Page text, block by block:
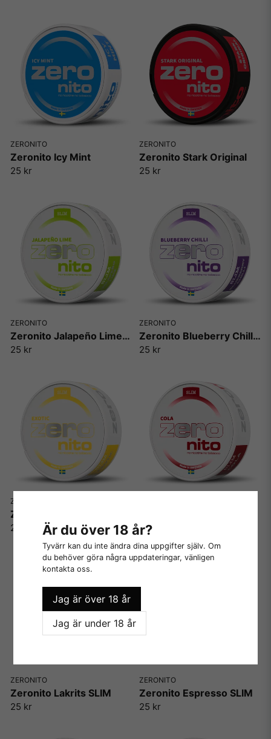
ZERONITO
Zeronito Icy Mint
25 kr
ZERONITO
Zeronito Stark Original
25 kr
ZERONITO
Zeronito Jalapeño Lime SLIM
25 kr
ZERONITO
Zeronito Blueberry Chilli SLIM
25 kr
ZERONITO
Zeronito Exotic SLIM
25 kr 25 kr
ZERONITO
Zeronito Lakrits SLIM
25 kr
ZERONITO
Zeronito Espresso SLIM
25 kr
Är du över 18 år?
Tyvärr kan du inte ändra dina uppgifter själv. Om
du behöver göra några uppdateringar, vänligen
kontakta oss.
Jag är över 18 år
Jag är under 18 år